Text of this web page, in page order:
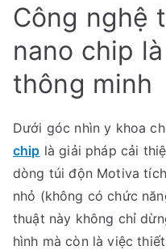
Công nghệ
nano chip
thông minh
Dưới góc nhìn y khoa
chip là giải pháp cải
dòng túi độn Motiva
nhỏ (không có chức
thuật này không chỉ
hình mà còn là việc